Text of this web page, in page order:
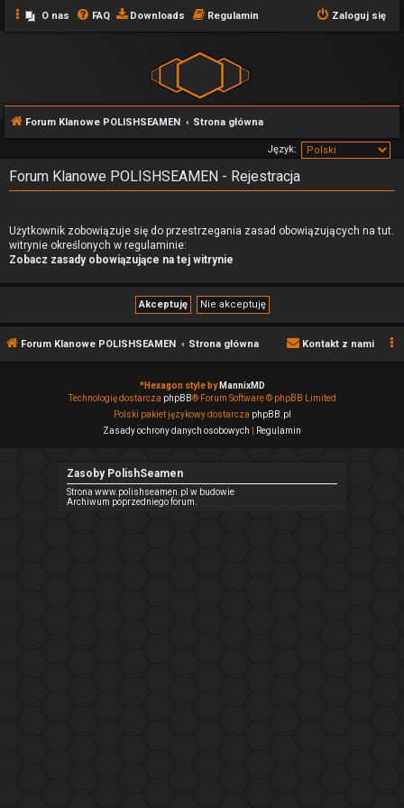
O nas FAQ Downloads Regulamin Zaloguj się
Forum Klanowe POLISHSEAMEN Strona główna
Język:
Forum Klanowe POLISHSEAMEN - Rejestracja
Użytkownik zobowiązuje się do przestrzegania zasad obowiązujących na tut.
witrynie określonych w regulaminie:
Zobacz zasady obowiązujące na tej witrynie
Forum Klanowe POLISHSEAMEN Strona główna Kontakt z nami
*Hexagon style by MannixMD
Technologię dostarcza phpBB® Forum Software © phpBB Limited
Polski pakiet językowy dostarcza phpBB.pl
Zasady ochrony danych osobowych
Regulamin
Zasoby PolishSeamen
Strona www.polishseamen.pl w budowie
Archiwum poprzedniego forum.